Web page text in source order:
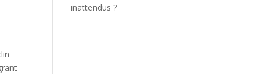
inattendus ?